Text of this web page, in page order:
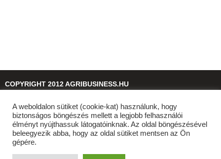
COPYRIGHT 2012 AGRIBUSINESS.HU
© 2026agribusiness.hu
A weboldalon sütiket (cookie-kat) használunk, hogy
biztonságos böngészés mellett a legjobb felhasználói
élményt nyújthassuk látogatóinknak. Az oldal böngészésével
beleegyezik abba, hogy az oldal sütiket mentsen az Ön
gépére.